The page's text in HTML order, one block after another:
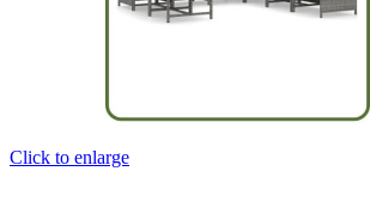
Click to enlarge